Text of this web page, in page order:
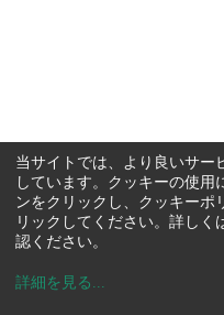
当サイトでは、より良いサー
しています。クッキーの使用
ンをクリックし、クッキーポ
リックしてください。詳しく
認ください。
詳細を見る ...